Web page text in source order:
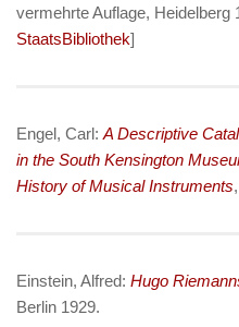
vermehrte Auflage, Heidelberg
StaatsBibliothek]
Engel, Carl: A Descriptive
in the South Kensington
History of Musical Instruments
Einstein, Alfred: Hugo
Berlin 1929.